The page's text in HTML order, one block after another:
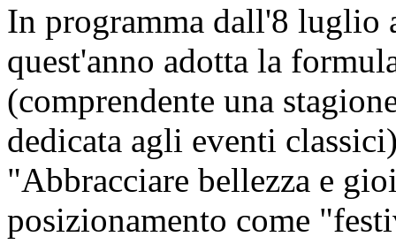
In programma dall'8
quest'anno adotta la
(comprendente una
dedicata agli eventi
"Abbracciare bellezza e
posizionamento come